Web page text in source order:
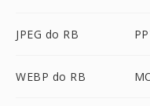
JPEG do RB
WEBP do RB